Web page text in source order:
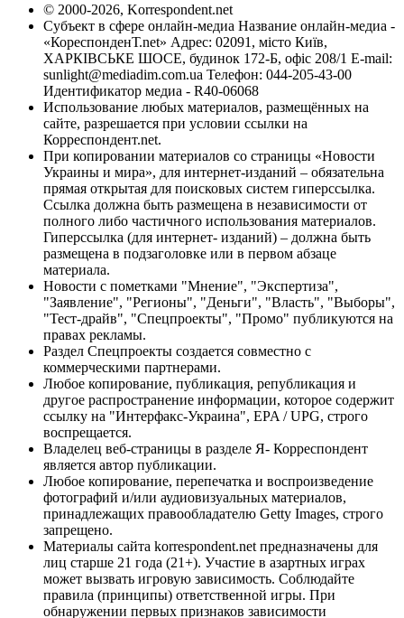
© 2000-2026, Korrespondent.net
Субъект в сфере онлайн-медиа Название онлайн-медиа -
«КореспонденТ.net» Адрес: 02091, місто Київ,
ХАРКІВСЬКЕ ШОСЕ, будинок 172-Б, офіс 208/1 E-mail:
sunlight@mediadim.com.ua Телефон: 044-205-43-00
Идентификатор медиа - R40-06068
Использование любых материалов, размещённых на
сайте, разрешается при условии ссылки на
Корреспондент.net.
При копировании материалов со страницы «Новости
Украины и мира», для интернет-изданий – обязательна
прямая открытая для поисковых систем гиперссылка.
Ссылка должна быть размещена в независимости от
полного либо частичного использования материалов.
Гиперссылка (для интернет- изданий) – должна быть
размещена в подзаголовке или в первом абзаце
материала.
Новости с пометками "Мнение", "Экспертиза",
"Заявление", "Регионы", "Деньги", "Власть", "Выборы",
"Тест-драйв", "Спецпроекты", "Промо" публикуются на
правах рекламы.
Раздел Спецпроекты создается совместно с
коммерческими партнерами.
Любое копирование, публикация, републикация и
другое распространение информации, которое содержит
ссылку на "Интерфакс-Украина", EPA / UPG, строго
воспрещается.
Владелец веб-страницы в разделе Я- Корреспондент
является автор публикации.
Любое копирование, перепечатка и воспроизведение
фотографий и/или аудиовизуальных материалов,
принадлежащих правообладателю Getty Images, строго
запрещено.
Материалы сайта korrespondent.net предназначены для
лиц старше 21 года (21+). Участие в азартных играх
может вызвать игровую зависимость. Соблюдайте
правила (принципы) ответственной игры. При
обнаружении первых признаков зависимости